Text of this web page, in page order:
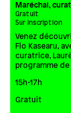
Maréchal,
Gratuit
Sur inscription
Venez
Flo Kasearu,
curatrice,
programme
15h-17h
Gratuit